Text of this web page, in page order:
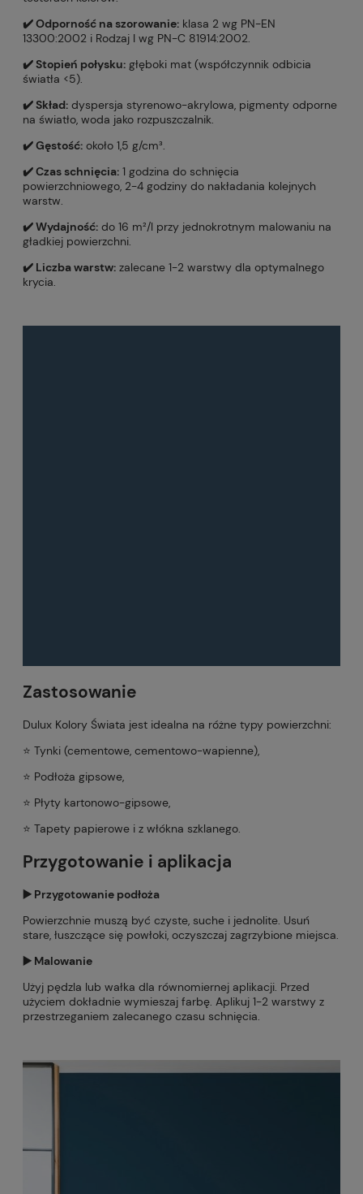
✔️ Odporność na szorowanie: klasa 2 wg PN-EN
13300:2002 i Rodzaj I wg PN-C 81914:2002.
✔️ Stopień połysku: głęboki mat (współczynnik odbicia
światła <5).
✔️ Skład: dyspersja styrenowo-akrylowa, pigmenty odporne
na światło, woda jako rozpuszczalnik.
✔️ Gęstość: około 1,5 g/cm³.
✔️ Czas schnięcia: 1 godzina do schnięcia
powierzchniowego, 2-4 godziny do nakładania kolejnych
warstw.
✔️ Wydajność: do 16 m²/l przy jednokrotnym malowaniu na
gładkiej powierzchni.
✔️ Liczba warstw: zalecane 1-2 warstwy dla optymalnego
krycia.
Zastosowanie
Dulux Kolory Świata jest idealna na różne typy powierzchni:
⭐️ Tynki (cementowe, cementowo-wapienne),
⭐️ Podłoża gipsowe,
⭐️ Płyty kartonowo-gipsowe,
⭐️ Tapety papierowe i z włókna szklanego.
Przygotowanie i aplikacja
▶️ Przygotowanie podłoża
Powierzchnie muszą być czyste, suche i jednolite. Usuń
stare, łuszczące się powłoki, oczyszczaj zagrzybione miejsca.
▶️ Malowanie
Użyj pędzla lub wałka dla równomiernej aplikacji. Przed
użyciem dokładnie wymieszaj farbę. Aplikuj 1-2 warstwy z
przestrzeganiem zalecanego czasu schnięcia.